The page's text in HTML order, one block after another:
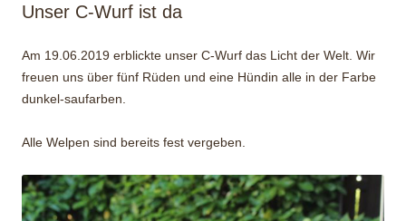
Unser C-Wurf ist da
Am 19.06.2019 erblickte unser C-Wurf das Licht der Welt. Wir
freuen uns über fünf Rüden und eine Hündin alle in der Farbe
dunkel-saufarben.
Alle Welpen sind bereits fest vergeben.